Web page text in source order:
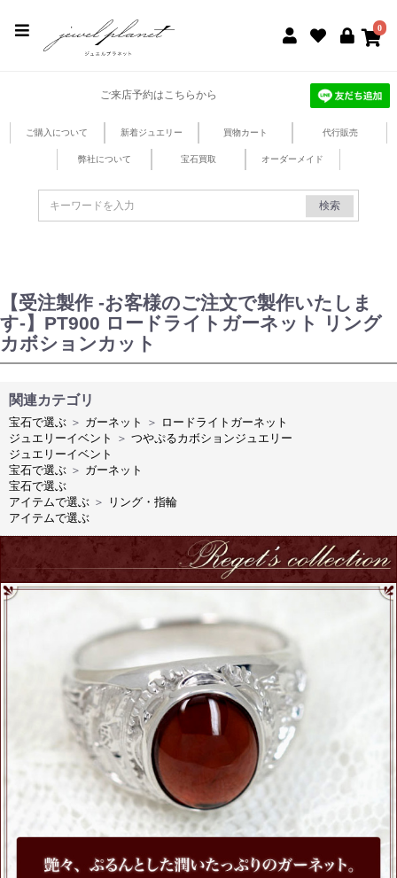
0
ご来店予約はこちらから
ご購入について 新着ジュエリー 買物カート 代行販売
弊社について 宝石買取 オーダーメイド
検索
【受注製作 -お客様のご注文で製作いたしま
す-】PT900 ロードライトガーネット リング
カボションカット
関連カテゴリ
宝石で選ぶ ＞ ガーネット ＞ ロードライトガーネット
ジュエリーイベント
＞ つやぷるカボションジュエリー
ジュエリーイベント
宝石で選ぶ ＞ ガーネット
宝石で選ぶ
アイテムで選ぶ ＞
リング・指輪
アイテムで選ぶ